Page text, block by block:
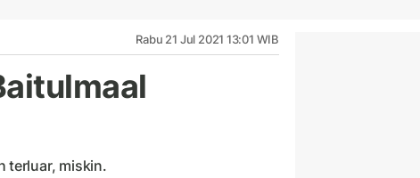
Rabu 21 Jul 2021 13:01 WIB
terluar, miskin.